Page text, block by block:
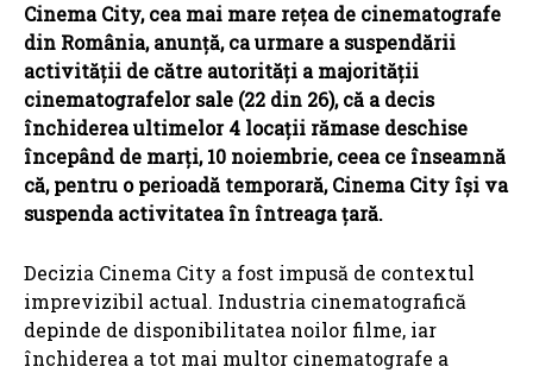
Cinema City, cea mai mare rețea de cinematografe
din România, anunță, ca urmare a suspendării
activității de către autorități a majorității
cinematografelor sale (22 din 26), că a decis
închiderea ultimelor 4 locații rămase deschise
începând de marți, 10 noiembrie, ceea ce înseamnă
că, pentru o perioadă temporară, Cinema City își va
suspenda activitatea în întreaga țară.
Decizia Cinema City a fost impusă de contextul
imprevizibil actual. Industria cinematografică
depinde de disponibilitatea noilor filme, iar
închiderea a tot mai multor cinematografe a